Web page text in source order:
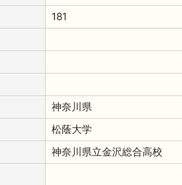
181
神奈川県
松蔭大学
神奈川県立金沢総合高校